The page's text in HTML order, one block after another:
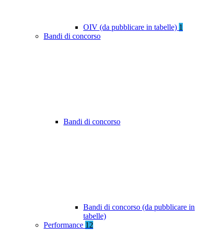
OIV (da pubblicare in tabelle) 1
Bandi di concorso
Bandi di concorso
Bandi di concorso (da pubblicare in
tabelle)
Performance 12